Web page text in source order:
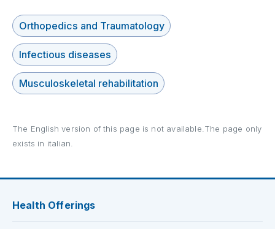
Orthopedics and Traumatology
Infectious diseases
Musculoskeletal rehabilitation
The English version of this page is not available.The page only
exists in italian.
Health Offerings